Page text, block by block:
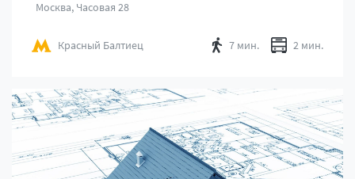
Москва, Часовая 28
Красный Балтиец 7 мин. 2 мин.